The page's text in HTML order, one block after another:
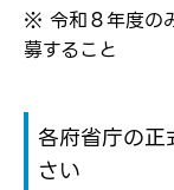
※ 令和８年度の
募すること
各府省庁の
さい